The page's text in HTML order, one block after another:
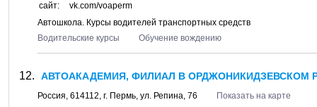
сайт:
vk.com/voaperm
Автошкола. Курсы водителей транспортных средств
Водительские курсы
Обучение вождению
АВТОАКАДЕМИЯ, ФИЛИАЛ В ОРДЖОНИКИДЗЕВСКОМ
Россия, 614112, г. Пермь, ул. Репина, 76
Показать на карте